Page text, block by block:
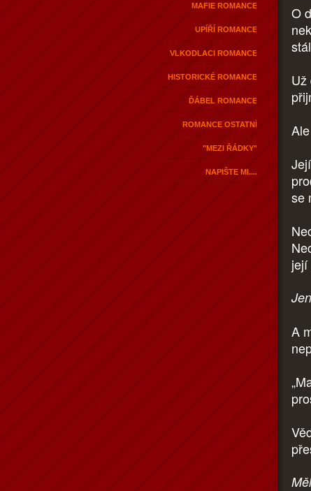
MAFIE ROMANCE
UPÍŘÍ ROMANCE
VLKODLACI ROMANCE
HISTORICKÉ ROMANCE
ĎÁBEL ROMANCE
ROMANCE OSTATNÍ
"MEZI ŘÁDKY"
NAPIŠTE MI....
O
Už
se
její
A